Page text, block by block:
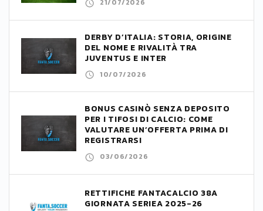
21/07/2026
DERBY D’ITALIA: STORIA, ORIGINE
DEL NOME E RIVALITÀ TRA
JUVENTUS E INTER
10/07/2026
BONUS CASINÒ SENZA DEPOSITO
PER I TIFOSI DI CALCIO: COME
VALUTARE UN’OFFERTA PRIMA DI
REGISTRARSI
03/06/2026
RETTIFICHE FANTACALCIO 38A
GIORNATA SERIEA 2025-26